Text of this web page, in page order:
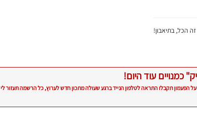
הכל, בתיאבון!
כמנויים עוד היום!
על הפעמון תקבלו התראה לטלפון הנייד ברגע שעולה מתכון חדש לערוץ, כל הרשמה תעזור לי